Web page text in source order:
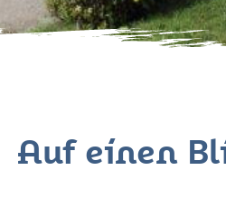
Auf einen